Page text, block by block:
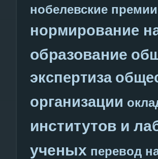
нобелевские премии
нормирование
образование
экспертиза
организации
институтов и
ученых перевод